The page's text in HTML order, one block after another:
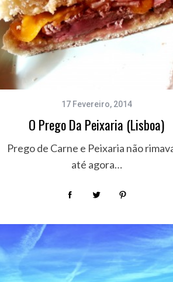
17 Fevereiro, 2014
O Prego Da Peixaria (Lisboa)
Prego de Carne e Peixaria não
até agora…